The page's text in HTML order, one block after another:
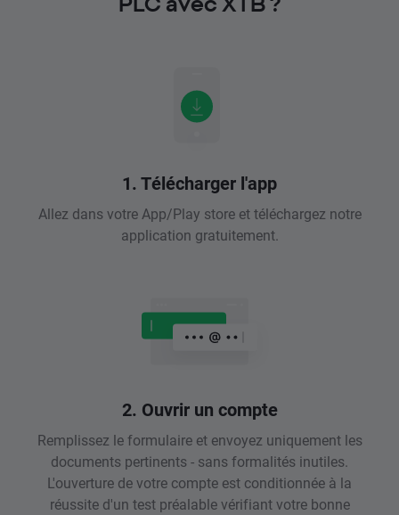
1. Télécharger l'app
Allez dans votre App/Play store et téléchargez notre
application gratuitement.
2. Ouvrir un compte
Remplissez le formulaire et envoyez uniquement les
documents pertinents - sans formalités inutiles.
L'ouverture de votre compte est conditionnée à la
réussite d'un test préalable vérifiant votre bonne